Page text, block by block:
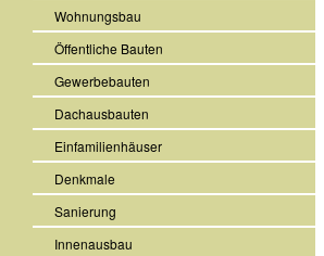
Wohnungsbau
Öffentliche Bauten
Gewerbebauten
Dachausbauten
Einfamilienhäuser
Denkmale
Sanierung
Innenausbau